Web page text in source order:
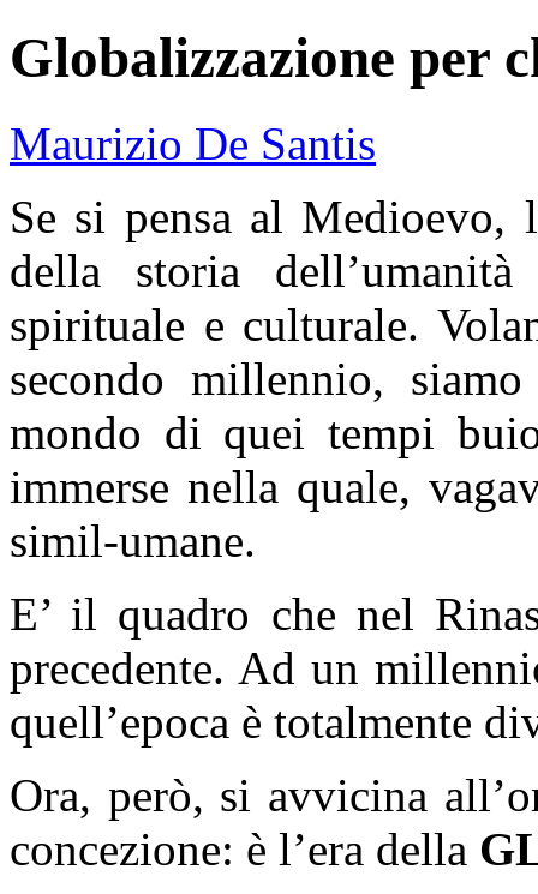
Globalizzazione per
Maurizio De Santis
Se si pensa al Medioevo,
della storia dell’umanità
spirituale e culturale.
secondo millennio,
mondo di quei tempi
immerse nella quale,
simil-umane.
E’ il quadro che nel
precedente. Ad un
quell’epoca è totalmente
Ora, però, si avvicina
concezione: è l’era della